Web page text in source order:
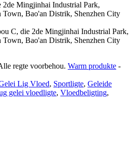
2de Mingjinhai Industrial Park,
Town, Bao'an Distrik, Shenzhen City
C, die 2de Mingjinhai Industrial Park,
Town, Bao'an Distrik, Shenzhen City
regte voorbehou. Warm produkte -
Lig Vloed, Sportligte, Geleide
gelei vloedligte, Vloedbeligting,